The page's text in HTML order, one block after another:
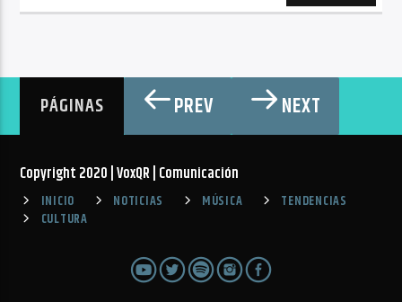
PÁGINAS PREV NEXT
Copyright 2020 | VoxQR | Comunicación
INICIO NOTICIAS MÚSICA
TENDENCIAS
CULTURA